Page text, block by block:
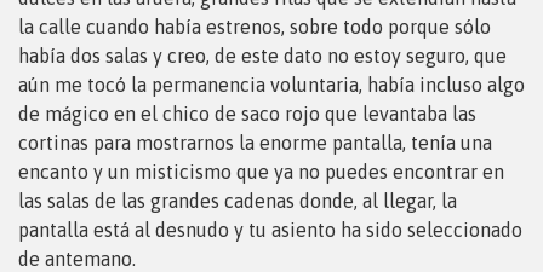
la calle cuando había estrenos, sobre todo porque sólo
había dos salas y creo, de este dato no estoy seguro, que
aún me tocó la permanencia voluntaria, había incluso algo
de mágico en el chico de saco rojo que levantaba las
cortinas para mostrarnos la enorme pantalla, tenía una
encanto y un misticismo que ya no puedes encontrar en
las salas de las grandes cadenas donde, al llegar, la
pantalla está al desnudo y tu asiento ha sido seleccionado
de antemano.